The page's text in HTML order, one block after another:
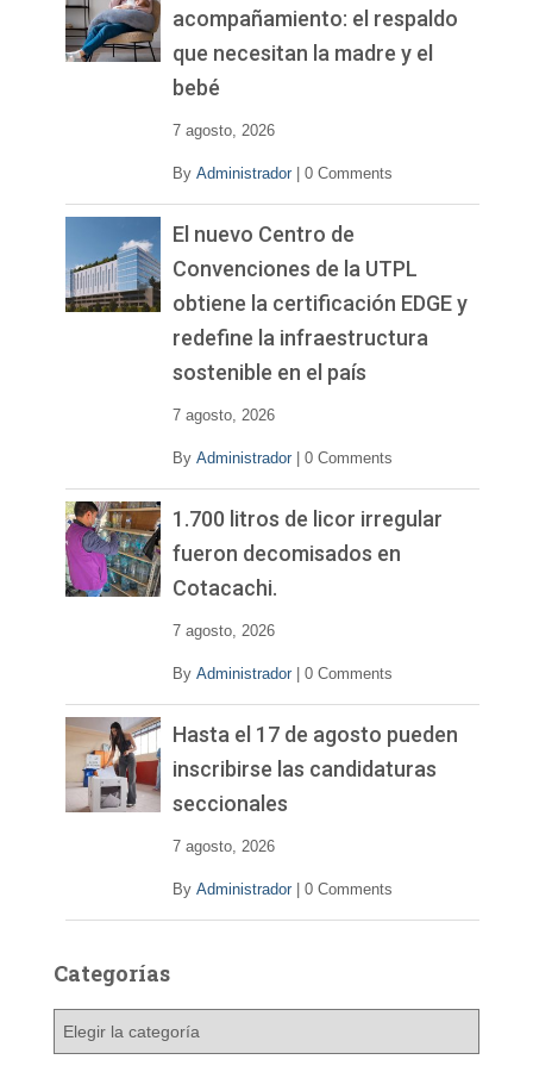
acompañamiento: el respaldo
que necesitan la madre y el
bebé
7 agosto, 2026
By Administrador 0 Comments
El nuevo Centro de
Convenciones de la UTPL
obtiene la certificación EDGE y
redefine la infraestructura
sostenible en el país
7 agosto, 2026
By Administrador 0 Comments
1.700 litros de licor irregular
fueron decomisados en
Cotacachi.
7 agosto, 2026
By Administrador 0 Comments
Hasta el 17 de agosto pueden
inscribirse las candidaturas
seccionales
7 agosto, 2026
By Administrador 0 Comments
Categorías